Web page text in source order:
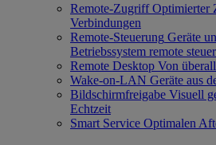
Remote-Zugriff Optimierter
Verbindungen
Remote-Steuerung Geräte
Betriebssystem remote
Remote Desktop Von
Wake-on-LAN Geräte aus
Bildschirmfreigabe Visuell
Echtzeit
Smart Service Optimalen